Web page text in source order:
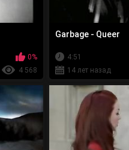
0%
4 568
Garbage - Queer
4:51
14 лет назад